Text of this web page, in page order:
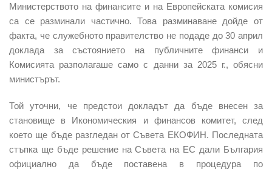
Министерството на финансите и на Европейската комисия
са се разминали частично. Това разминаване дойде от
факта, че служебното правителство не подаде до 30 април
доклада за състоянието на публичните финанси и
Комисията разполагаше само с данни за 2025 г., обясни
министърът.
Той уточни, че предстои докладът да бъде внесен за
становище в Икономическия и финансов комитет, след
което ще бъде разгледан от Съвета ЕКОФИН. Последната
стъпка ще бъде решение на Съвета на ЕС дали България
официално да бъде поставена в процедура по